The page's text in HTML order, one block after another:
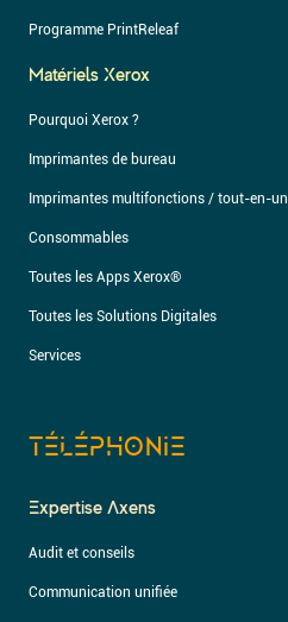
Programme PrintReleaf
Matériels Xerox
Pourquoi Xerox ?
Imprimantes de bureau
Imprimantes multifonctions / tout-en-un
Consommables
Toutes les Apps Xerox®
Toutes les Solutions Digitales
Services
TÉLÉPHONIE
Expertise Axens
Audit et conseils
Communication unifiée